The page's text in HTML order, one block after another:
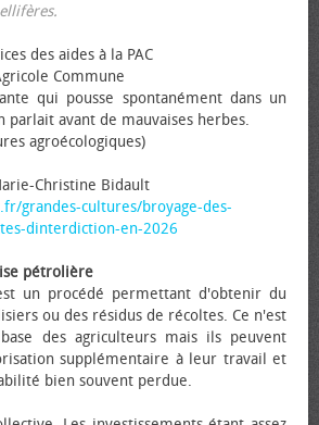
des aides à la PAC
Commune
qui pousse spontanément dans un
parlait avant de mauvaises herbes.
agroécologiques)
Christine Bidault
grandes-cultures/broyage-des-
dinterdiction-en-2026
pétrolière
un procédé permettant d'obtenir du
ou des résidus de récoltes. Ce n'est
des agriculteurs mais ils peuvent
supplémentaire à leur travail et
bien souvent perdue.